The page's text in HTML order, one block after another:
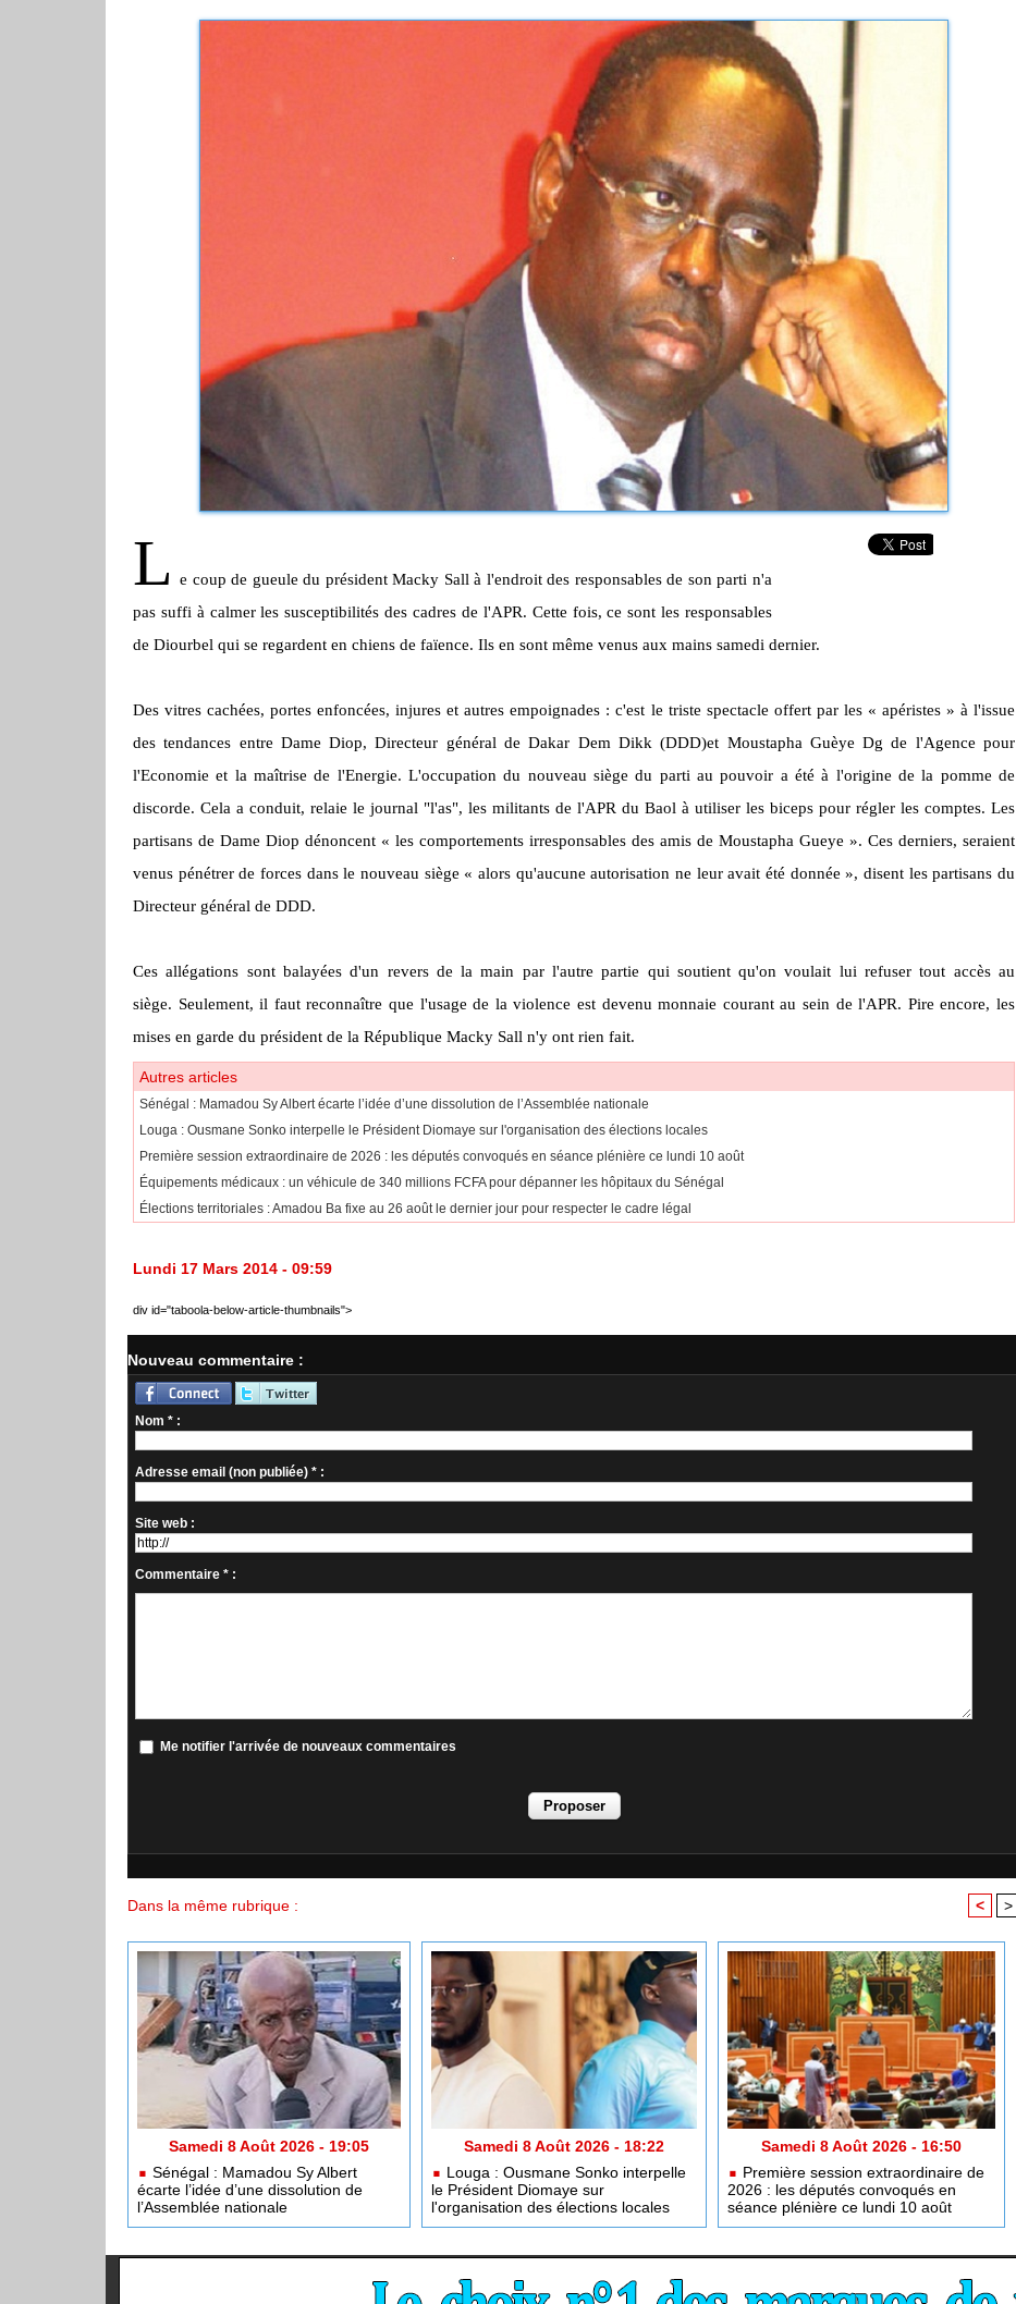
L e coup de gueule du présidentMacky Sall à l'endroit des responsables de son parti n'a
pas suffi à calmer les susceptibilités des cadres de l'APR. Cette fois, ce sont les responsables
de Diourbel qui se regardent en chiens de faïence. Ils en sont même venus aux mains samedi dernier.
Des vitres cachées, portes enfoncées, injures et autres empoignades : c'est le triste spectacle offert par les « apéristes» à l'issue
des tendances entre Dame Diop, Directeur général de Dakar Dem Dikk (DDD)et Moustapha Guèye Dg de l'Agence pour
l'Economie et la maîtrise de l'Energie. L'occupation du nouveau siège du parti au pouvoir a été à l'origine de la pomme de
discorde. Cela a conduit, relaie le journal "l'as", les militants de l'APR du Baol à utiliser les biceps pour régler les comptes. Les
partisans de Dame Diop dénoncent « les comportements irresponsables des amis de Moustapha Gueye ». Ces derniers, seraient
venus pénétrer de forces dans le nouveau siège « alors qu'aucune autorisation ne leur avait été donnée », disent les partisans du
Directeur général de DDD.
Ces allégations sont balayées d'un revers de la main par l'autre partie qui soutient qu'on voulait lui refuser tout accès au
siège. Seulement, il faut reconnaître que l'usage de la violence est devenu monnaie courant au sein de l'APR. Pire encore, les
mises en garde du président de la République Macky Sall n'y ont rien fait.
Autres articles
Sénégal : Mamadou Sy Albert écarte l’idée d’une dissolution de l’Assemblée nationale
Louga : Ousmane Sonko interpelle le Président Diomaye sur l'organisation des élections locales
Première session extraordinaire de 2026 : les députés convoqués en séance plénière ce lundi 10 août
Équipements médicaux : un véhicule de 340 millions FCFA pour dépanner les hôpitaux du Sénégal
Élections territoriales : Amadou Ba fixe au 26 août le dernier jour pour respecter le cadre légal
Lundi 17 Mars 2014 - 09:59
div id="taboola-below-article-thumbnails">
Nouveau commentaire :
Nom * :
Adresse email (non publiée) * :
Site web :
Commentaire * :
Me notifier l'arrivée de nouveaux commentaires
Dans la même rubrique : < >
Samedi 8 Août 2026 - 19:05
Sénégal : Mamadou Sy Albert
écarte l’idée d’une dissolution de
l’Assemblée nationale
Samedi 8 Août 2026 - 18:22
Louga : Ousmane Sonko interpelle
le Président Diomaye sur
l'organisation des élections locales
Samedi 8 Août 2026 - 16:50
Première session extraordinaire de
2026 : les députés convoqués en
séance plénière ce lundi 10 août